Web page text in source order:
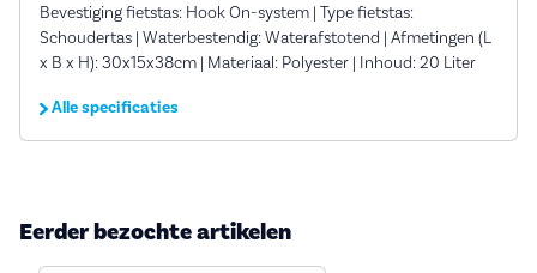
Bevestiging fietstas: Hook On-system | Type fietstas:
Schoudertas | Waterbestendig: Waterafstotend | Afmetingen (L
x B x H): 30x15x38cm | Materiaal: Polyester | Inhoud: 20 Liter
Alle specificaties
Eerder bezochte artikelen